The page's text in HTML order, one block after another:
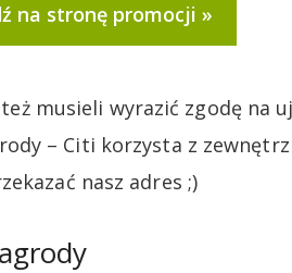
na stronę promocji
musieli wyrazić zgodę na
– Citi korzysta z
nasz adres ;)